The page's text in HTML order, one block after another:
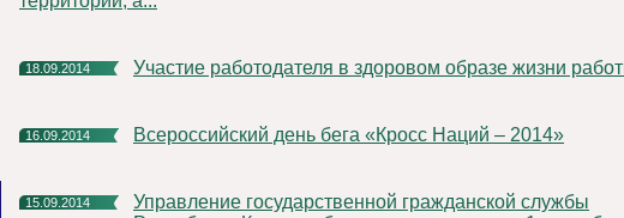
18.09.2014 Участие работодателя в здоровом образе жизни
16.09.2014 Всероссийский день бега «Кросс Наций – 2014»
15.09.2014
Управление государственной гражданской службы